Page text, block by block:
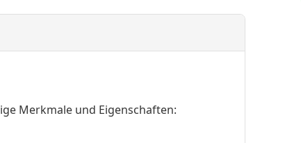
Merkmale und Eigenschaften: